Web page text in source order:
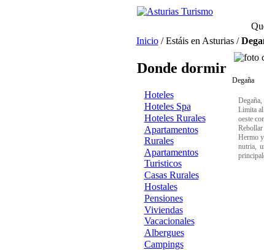
Inicio/ Estáis en Asturias /
Donde dormir
Hoteles
Hoteles Spa
Hoteles Rurales
Apartamentos
Rurales
Apartamentos
Turisticos
Casas Rurales
Hostales
Pensiones
Viviendas
Vacacionales
Albergues
Campings
Degaña
Limita
oeste
Hermo
nutria,